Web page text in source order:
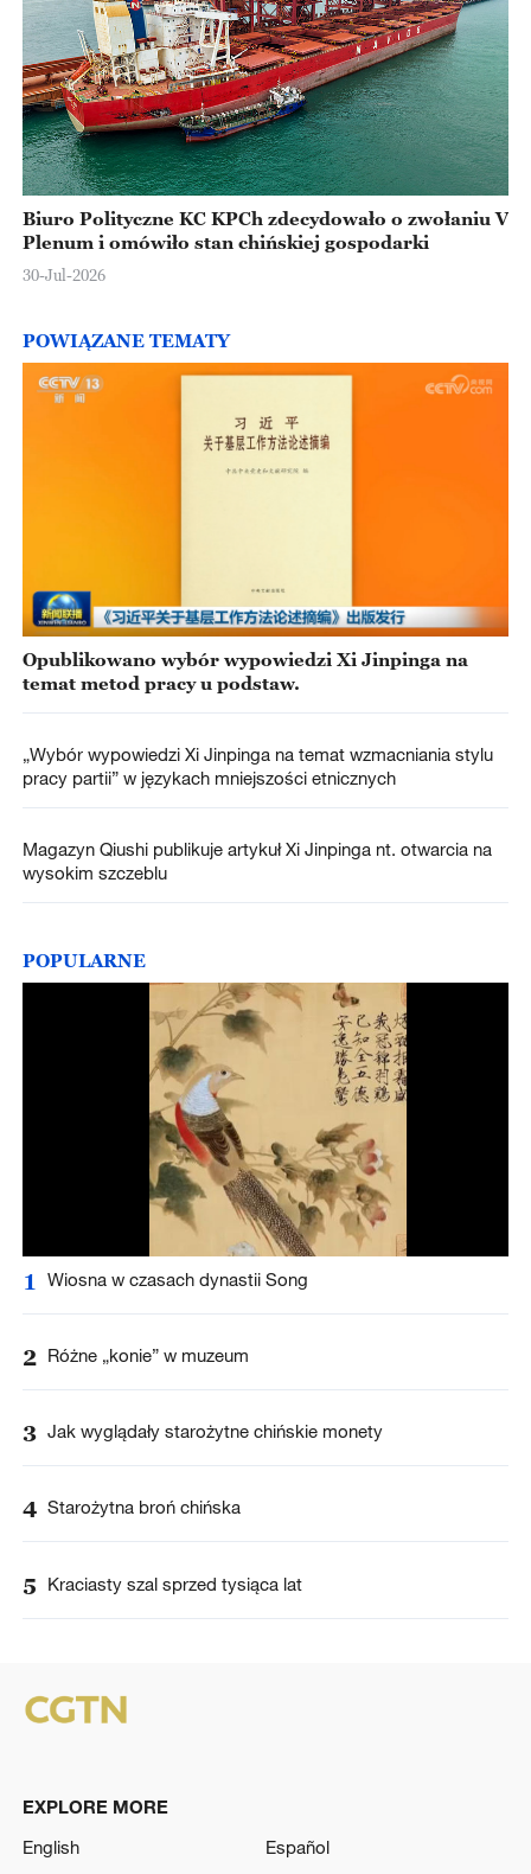
Biuro Polityczne KC KPCh zdecydowało o zwołaniu V
Plenum i omówiło stan chińskiej gospodarki
30-Jul-2026
POWIĄZANE TEMATY
Opublikowano wybór wypowiedzi Xi Jinpinga na
temat metod pracy u podstaw.
„Wybór wypowiedzi Xi Jinpinga na temat wzmacniania stylu
pracy partii” w językach mniejszości etnicznych
Magazyn Qiushi publikuje artykuł Xi Jinpinga nt. otwarcia na
wysokim szczeblu
POPULARNE
1 Wiosna w czasach dynastii Song
2 Różne „konie” w muzeum
3 Jak wyglądały starożytne chińskie monety
4 Starożytna broń chińska
5 Kraciasty szal sprzed tysiąca lat
EXPLORE MORE
English
Español